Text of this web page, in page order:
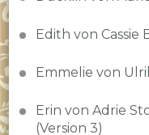
Edith von Cassie
Emmelie von
Erin von Adrie
(Version 3)